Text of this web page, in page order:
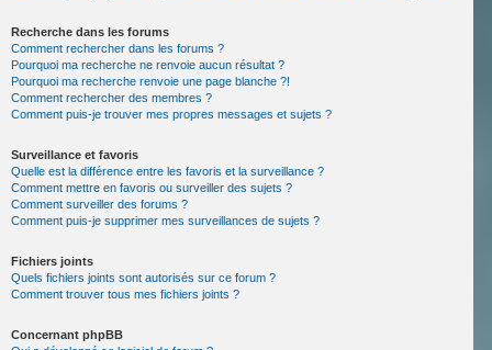
Recherche dans les forums
Comment rechercher dans les forums ?
Pourquoi ma recherche ne renvoie aucun résultat ?
Pourquoi ma recherche renvoie une page blanche ?!
Comment rechercher des membres ?
Comment puis-je trouver mes propres messages et sujets ?
Surveillance et favoris
Quelle est la différence entre les favoris et la surveillance ?
Comment mettre en favoris ou surveiller des sujets ?
Comment surveiller des forums ?
Comment puis-je supprimer mes surveillances de sujets ?
Fichiers joints
Quels fichiers joints sont autorisés sur ce forum ?
Comment trouver tous mes fichiers joints ?
Concernant phpBB